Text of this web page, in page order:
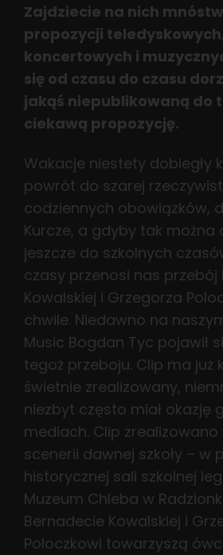
Zajdziecie na nich
propozycji
koncertowych i
się od czasu do czasu
jakąś niepublikowaną do
ciekawą propozycję.
Wakacje niestety dobiegły
powrót do szarej
codziennych obowiązków,
Kurcze, a gdyby tak można
jeszcze do szkolnych
czasy przenosi nas przebój
Kowalskiej i Grzegorza
chwile. Niedawno na
Music Bogdan Tyc pojawił
tegoż przeboju. Clip ma już
świetnie zrealizowany,
niezbyt często miał okazję
mediach. Clip zrealizowano
scenerii dawnej szkoły – w
historycznej sali szkolnej
Muzeum Chleba w
Bernadecie Kowalskiej i
Poloczkowi towarzyszą